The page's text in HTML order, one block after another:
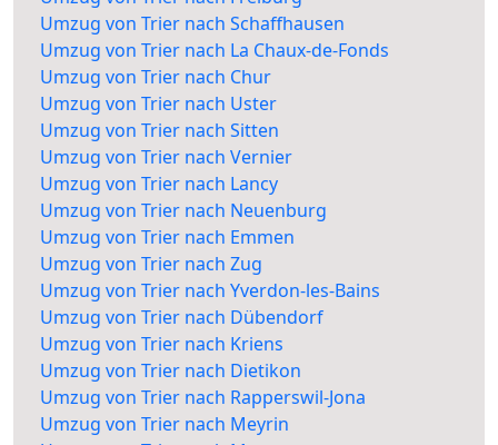
Umzug von Trier nach Schaffhausen
Umzug von Trier nach La Chaux-de-Fonds
Umzug von Trier nach Chur
Umzug von Trier nach Uster
Umzug von Trier nach Sitten
Umzug von Trier nach Vernier
Umzug von Trier nach Lancy
Umzug von Trier nach Neuenburg
Umzug von Trier nach Emmen
Umzug von Trier nach Zug
Umzug von Trier nach Yverdon-les-Bains
Umzug von Trier nach Dübendorf
Umzug von Trier nach Kriens
Umzug von Trier nach Dietikon
Umzug von Trier nach Rapperswil-Jona
Umzug von Trier nach Meyrin